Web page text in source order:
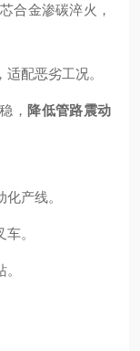
合金渗碳淬火，
配恶劣工况。
， 降低管路震动
产线。
。